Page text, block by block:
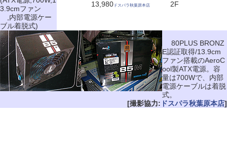
3.9cmファン
,内部電源ケー
ブル着脱式)
13,980 ドスパラ秋葉原本店 2F
80PLUS BRONZ
E認証取得/13.9cm
ファン搭載のAeroC
ool製ATX電源。容
量は700Wで、内部
電源ケーブルは着脱
式。
[撮影協力: ドスパラ秋葉原本店]